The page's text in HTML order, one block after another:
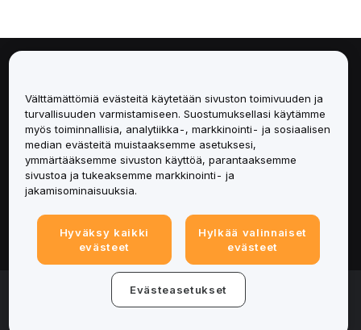
Palvelut
Tuki
Tuotteet
Lakiasiat
© 2025-2026 Bybit.eu. All rights reserved.
Välttämättömiä evästeitä käytetään sivuston toimivuuden ja
turvallisuuden varmistamiseen. Suostumuksellasi käytämme
myös toiminnallisia, analytiikka-, markkinointi- ja sosiaalisen
median evästeitä muistaaksemme asetuksesi,
ymmärtääksemme sivuston käyttöä, parantaaksemme
sivustoa ja tukeaksemme markkinointi- ja
jakamisominaisuuksia.
Hyväksy kaikki
evästeet
Hylkää valinnaiset
evästeet
Evästeasetukset